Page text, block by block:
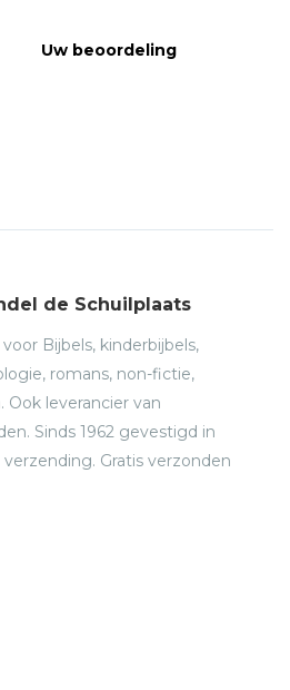
Uw beoordeling
de Schuilplaats
Bijbels, kinderbijbels,
romans, non-fictie,
Ook leverancier van
Sinds 1962 gevestigd in
Gratis verzonden